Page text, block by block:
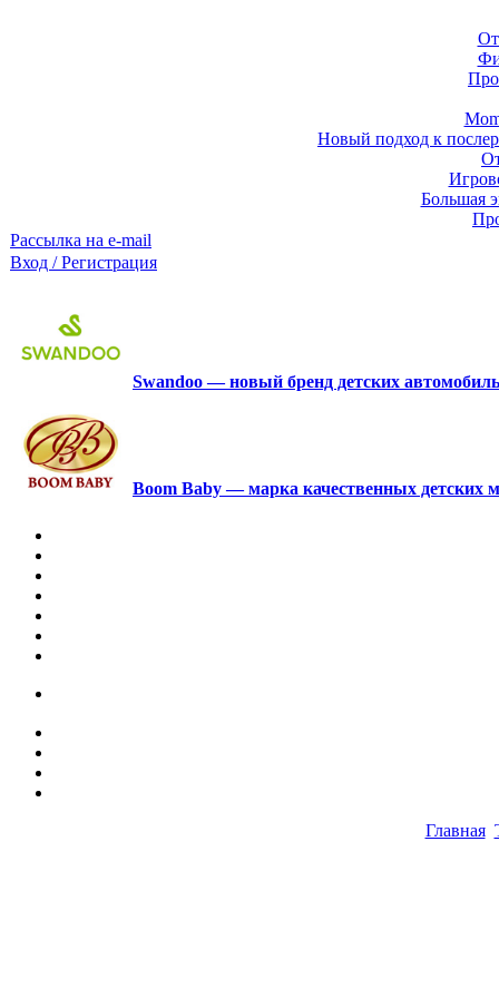
От
Новый подход к
Большая
Рассылка на e-mail
Вход / Регистрация
Swandoo — новый бренд детских
Boom Baby — марка качественных детских
Главная